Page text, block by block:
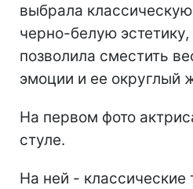
выбрала
черно-белую эстетику,
позволила сместить
эмоции и ее округлый
На первом фото
стуле.
На ней -